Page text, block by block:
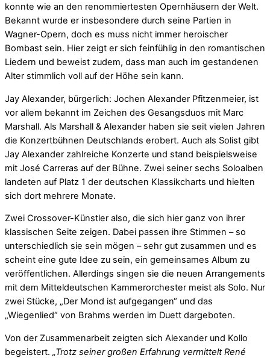
konnte wie an den renommiertesten Opernhäusern der Welt.
Bekannt wurde er insbesondere durch seine Partien in
Wagner-Opern, doch es muss nicht immer heroischer
Bombast sein. Hier zeigt er sich feinfühlig in den romantischen
Liedern und beweist zudem, dass man auch im gestandenen
Alter stimmlich voll auf der Höhe sein kann.
Jay Alexander, bürgerlich: Jochen Alexander Pfitzenmeier, ist
vor allem bekannt im Zeichen des Gesangsduos mit Marc
Marshall. Als Marshall & Alexander haben sie seit vielen Jahren
die Konzertbühnen Deutschlands erobert. Auch als Solist gibt
Jay Alexander zahlreiche Konzerte und stand beispielsweise
mit José Carreras auf der Bühne. Zwei seiner sechs Soloalben
landeten auf Platz 1 der deutschen Klassikcharts und hielten
sich dort mehrere Monate.
Zwei Crossover-Künstler also, die sich hier ganz von ihrer
klassischen Seite zeigen. Dabei passen ihre Stimmen – so
unterschiedlich sie sein mögen – sehr gut zusammen und es
scheint eine gute Idee zu sein, ein gemeinsames Album zu
veröffentlichen. Allerdings singen sie die neuen Arrangements
mit dem Mitteldeutschen Kammerorchester meist als Solo. Nur
zwei Stücke, „Der Mond ist aufgegangen“ und das
„Wiegenlied“ von Brahms werden im Duett dargeboten.
Von der Zusammenarbeit zeigten sich Alexander und Kollo
begeistert. „Trotz seiner großen Erfahrung vermittelt René